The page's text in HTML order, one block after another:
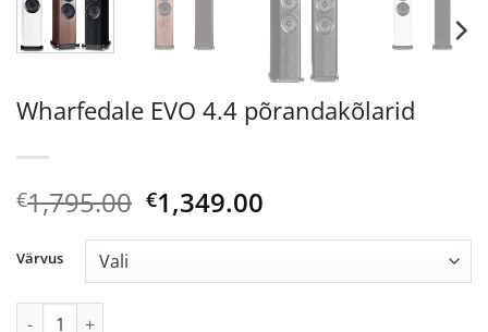
Wharfedale EVO 4.4 põrandakõlarid
€1,795.00 Algne
hind
oli:
€1,795.00.
€1,349.00
is:
€1,349.00.
Värvus
Wharfedale EVO 4.4 põrandakõlarid kogus